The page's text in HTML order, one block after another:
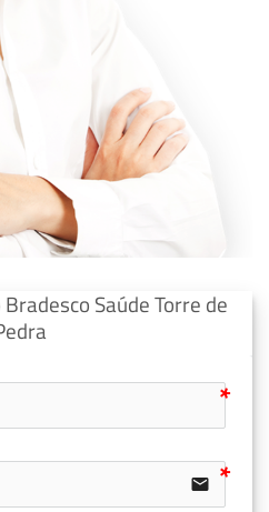
Saúde Torre de
email